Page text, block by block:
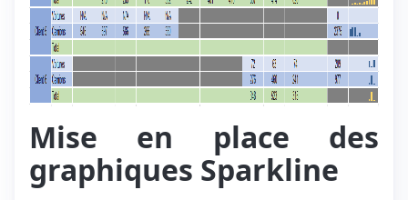
Mise en place des
graphiques Sparkline